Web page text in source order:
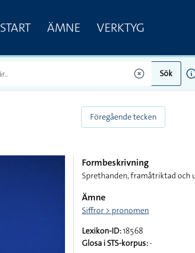
START ÄMNE VERKTYG
Sök
Föregående tecken
Formbeskrivning
Sprethanden, framåtriktad och
Ämne
Siffror > pronomen
Lexikon-ID:18568
Glosa i STS-korpus:-